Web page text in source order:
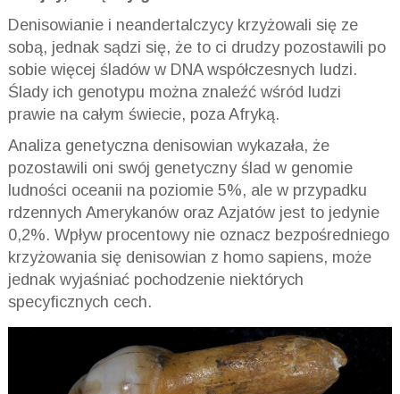
Denisowianie i neandertalczycy krzyżowali się ze
sobą, jednak sądzi się, że to ci drudzy pozostawili po
sobie więcej śladów w DNA współczesnych ludzi.
Ślady ich genotypu można znaleźć wśród ludzi
prawie na całym świecie, poza Afryką.
Analiza genetyczna denisowian wykazała, że
pozostawili oni swój genetyczny ślad w genomie
ludności oceanii na poziomie 5%, ale w przypadku
rdzennych Amerykanów oraz Azjatów jest to jedynie
0,2%. Wpływ procentowy nie oznacz bezpośredniego
krzyżowania się denisowian z homo sapiens, może
jednak wyjaśniać pochodzenie niektórych
specyficznych cech.